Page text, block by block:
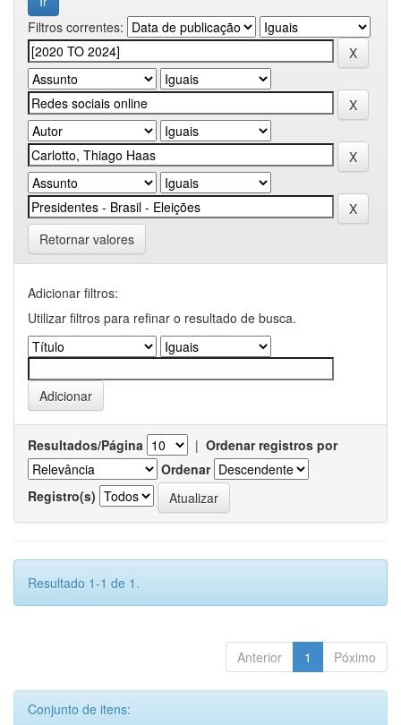
Filtros correntes:
Retornar valores
Adicionar filtros:
Utilizar filtros para refinar o resultado de busca.
Resultados/Página | Ordenar registros por
Ordenar
Registro(s)
Resultado 1-1 de 1.
Anterior 1 Póximo
Conjunto de itens: